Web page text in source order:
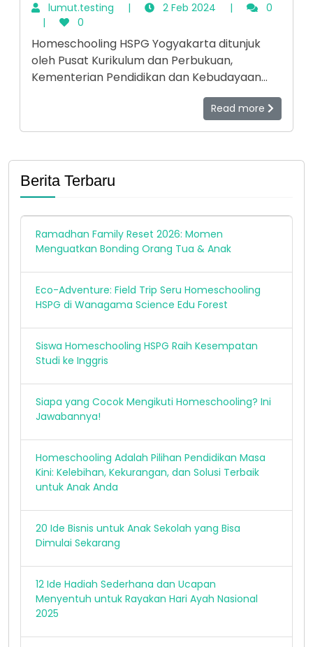
lumut.testing | 2 Feb 2024 |
0
|
0
Homeschooling HSPG Yogyakarta ditunjuk
oleh Pusat Kurikulum dan Perbukuan,
Kementerian Pendidikan dan Kebudayaan
(Kemdikbud) RI menjadi salah satu model
pendidikan nonformal (homeschooling) di
Indonesia. Untuk mengetahui keunggulan-
Kurikulum dan Perbukuan melakukan
identifikasi ke HSPG, 19-21 April 2021.
Read more
Berita Terbaru
Ramadhan Family Reset 2026: Momen
Menguatkan Bonding Orang Tua & Anak
Eco-Adventure: Field Trip Seru Homeschooling
HSPG di Wanagama Science Edu Forest
Siswa Homeschooling HSPG Raih Kesempatan
Studi ke Inggris
Siapa yang Cocok Mengikuti Homeschooling? Ini
Jawabannya!
Homeschooling Adalah Pilihan Pendidikan Masa
Kini: Kelebihan, Kekurangan, dan Solusi Terbaik
untuk Anak Anda
20 Ide Bisnis untuk Anak Sekolah yang Bisa
Dimulai Sekarang
12 Ide Hadiah Sederhana dan Ucapan
Menyentuh untuk Rayakan Hari Ayah Nasional
2025